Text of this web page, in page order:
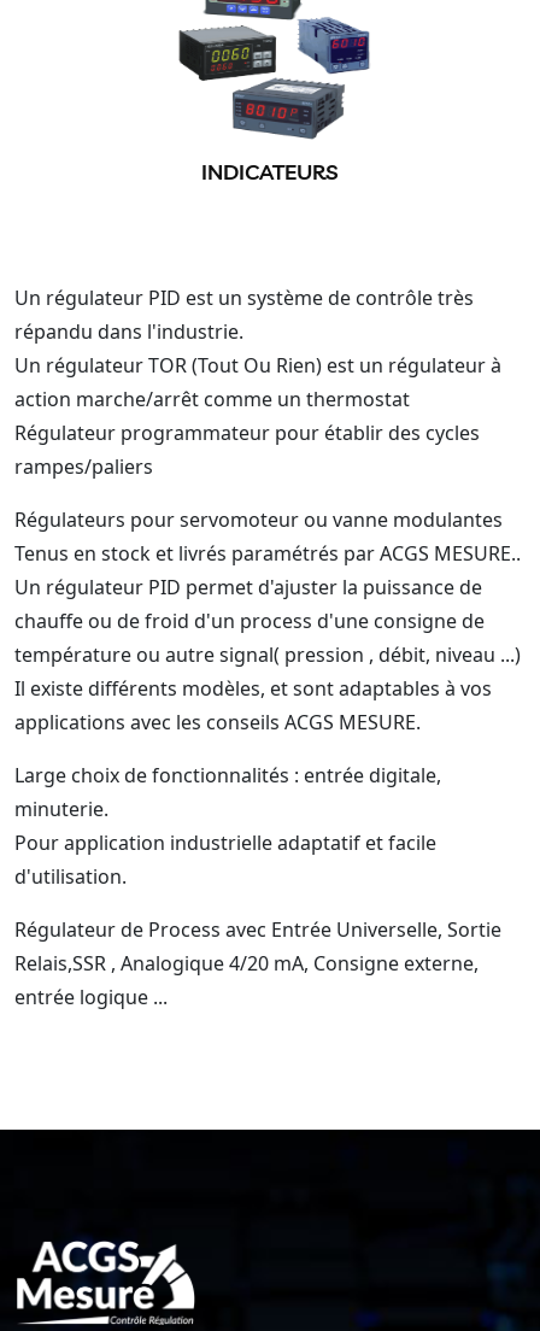
INDICATEURS
Un régulateur PID est un système de contrôle très
répandu dans l'industrie.
Un régulateur TOR (Tout Ou Rien) est un régulateur à
action marche/arrêt comme un thermostat
Régulateur programmateur pour établir des cycles
rampes/paliers
Régulateurs pour servomoteur ou vanne modulantes
Tenus en stock et livrés paramétrés par ACGS MESURE..
Un régulateur PID permet d'ajuster la puissance de
chauffe ou de froid d'un process d'une consigne de
température ou autre signal( pression , débit, niveau ...)
Il existe différents modèles, et sont adaptables à vos
applications avec les conseils ACGS MESURE.
Large choix de fonctionnalités : entrée digitale,
minuterie.
Pour application industrielle adaptatif et facile
d'utilisation.
Régulateur de Process avec Entrée Universelle, Sortie
Relais,SSR , Analogique 4/20 mA, Consigne externe,
entrée logique ...